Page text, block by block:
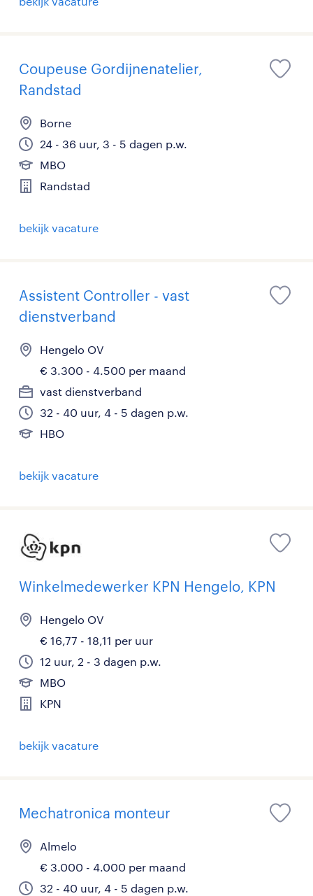
Coupeuse Gordijnenatelier,
Randstad
Borne
24 - 36 uur, 3 - 5 dagen p.w.
MBO
Randstad
bekijk vacature
Assistent Controller - vast
dienstverband
Hengelo OV
€ 3.300 - 4.500 per maand
vast dienstverband
32 - 40 uur, 4 - 5 dagen p.w.
HBO
bekijk vacature
Winkelmedewerker KPN Hengelo, KPN
Hengelo OV
€ 16,77 - 18,11 per uur
12 uur, 2 - 3 dagen p.w.
MBO
KPN
bekijk vacature
Mechatronica monteur
Almelo
€ 3.000 - 4.000 per maand
32 - 40 uur, 4 - 5 dagen p.w.